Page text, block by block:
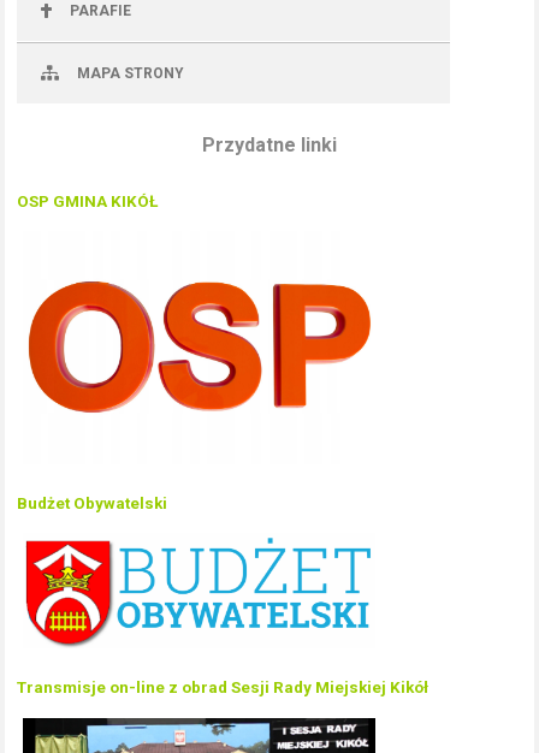
PARAFIE
MAPA STRONY
Przydatne linki
OSP GMINA KIKÓŁ
Budżet Obywatelski
Transmisje on-line z obrad Sesji Rady Miejskiej Kikół